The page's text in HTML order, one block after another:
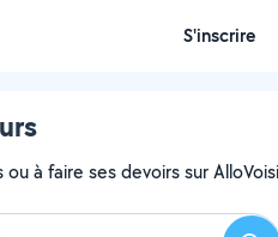
S'inscrire
à faire ses devoirs sur